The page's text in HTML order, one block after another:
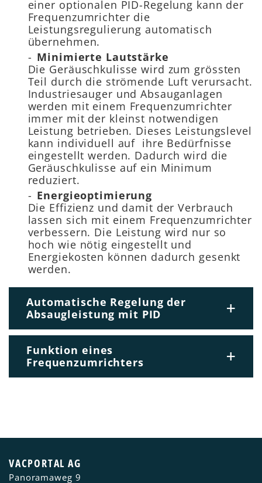
einer optionalen PID-Regelung kann der
Frequenzumrichter die
Leistungsregulierung automatisch
übernehmen.
Minimierte Lautstärke
Die Geräuschkulisse wird zum grössten
Teil durch die strömende Luft verursacht.
Industriesauger und Absauganlagen
werden mit einem Frequenzumrichter
immer mit der kleinst notwendigen
Leistung betrieben. Dieses Leistungslevel
kann individuell auf ihre Bedürfnisse
eingestellt werden. Dadurch wird die
Geräuschkulisse auf ein Minimum
reduziert.
Energieoptimierung
Die Effizienz und damit der Verbrauch
lassen sich mit einem Frequenzumrichter
verbessern. Die Leistung wird nur so
hoch wie nötig eingestellt und
Energiekosten können dadurch gesenkt
werden.
Automatische Regelung der
Absaugleistung mit PID
Funktion eines
Frequenzumrichters
VACPORTAL AG
Panoramaweg 9